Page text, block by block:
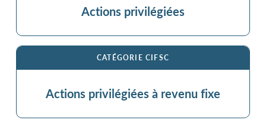
Actions privilégiées
CATÉGORIE CIFSC
Actions privilégiées à revenu fixe